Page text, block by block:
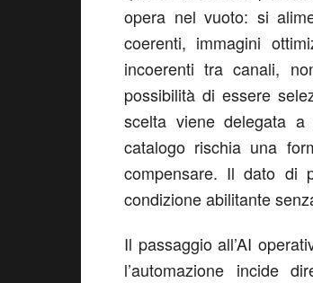
opera nel vuoto: si
coerenti, immagini
incoerenti tra canali,
possibilità di essere
scelta viene delegata
catalogo rischia una
compensare. Il dato di
condizione abilitante
Il passaggio all’AI
l’automazione incide